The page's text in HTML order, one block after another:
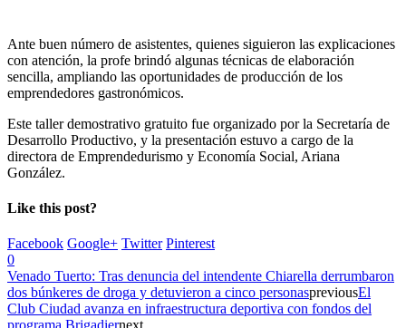
Ante buen número de asistentes, quienes siguieron las explicaciones
con atención, la profe brindó algunas técnicas de elaboración
sencilla, ampliando las oportunidades de producción de los
emprendedores gastronómicos.
Este taller demostrativo gratuito fue organizado por la Secretaría de
Desarrollo Productivo, y la presentación estuvo a cargo de la
directora de Emprendedurismo y Economía Social, Ariana
González.
Like this post?
Facebook Google+ Twitter Pinterest
0
Venado Tuerto: Tras denuncia del intendente Chiarella derrumbaron
dos búnkeres de droga y detuvieron a cinco personaspreviousEl
Club Ciudad avanza en infraestructura deportiva con fondos del